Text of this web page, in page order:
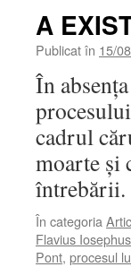
A
Publicat în 15/
În
cadrul
moarte şi
În categoria
Flavius Iosephus
Pont, procesul